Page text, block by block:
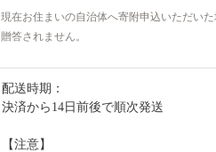
現在お住まいの自治体へ寄附申込いただい
贈答されません。
配送時期：
決済から14日前後で順次発送
【注意】